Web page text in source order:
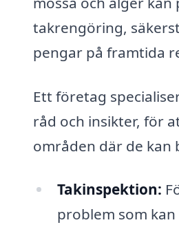
takrengöring,
pengar på framtida
Ett företag
råd och insikter, för
områden där de kan
Takinspektion:
problem som